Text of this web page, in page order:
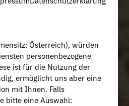
Österreich), würden
personenbezogene
ist für die Nutzung der
ermöglicht uns aber eine
mit Ihnen. Falls
bitte eine Auswahl: